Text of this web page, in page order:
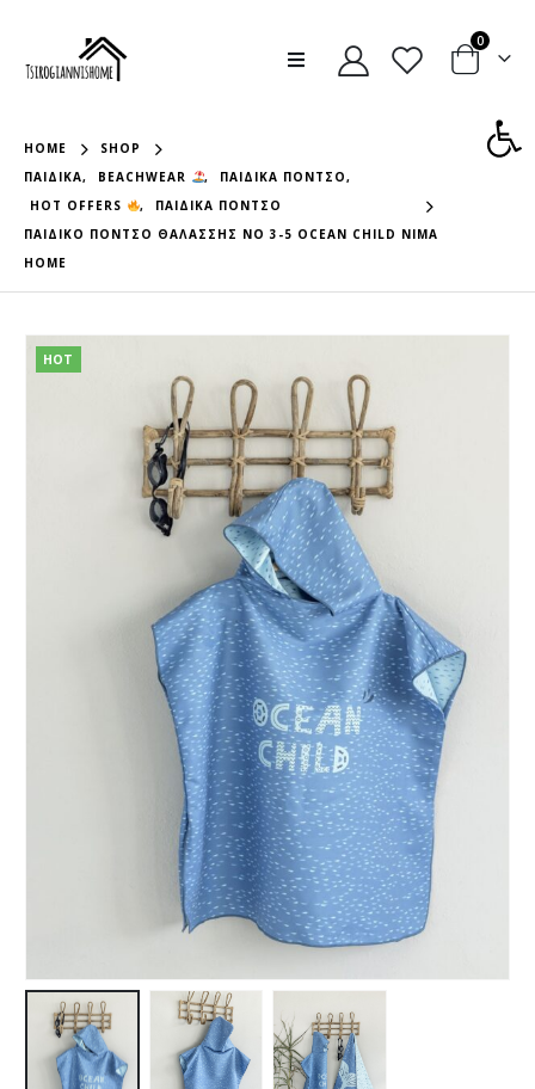
0
HOME
SHOP
ΠΑΙΔΙΚΆ, BEACHWEAR , ΠΑΙΔΙΚΆ ΠΌΝΤΣΟ,
HOT OFFERS
,
ΠΑΙΔΙΚΆ ΠΌΝΤΣΟ
ΠΑΙΔΙΚΟ ΠΟΝΤΣΟ ΘΑΛΑΣΣΗΣ NO 3-5 OCEAN CHILD NIMA
HOME
HOT